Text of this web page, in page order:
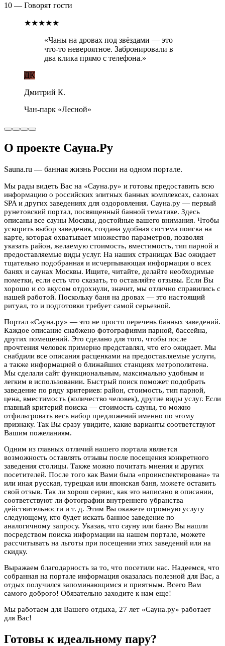
10 — Говорят гости
★★★★★
«Чаны на дровах под звёздами — это
что-то невероятное. Забронировали в
два клика прямо с телефона.»
ДК
Дмитрий К.
Чан-парк «Лесной»
О проекте Сауна.Ру
Sauna.ru — банная жизнь России на одном портале.
Мы рады видеть Вас на «Сауна.ру» и готовы предоставить всю
информацию о российских элитных банных комплексах, салонах
SPA и других заведениях для оздоровления. Сауна.ру — первый
рунетовский портал, посвященный банной тематике. Здесь
описаны все сауны Москвы, достойные вашего внимания. Чтобы
ускорить выбор заведения, создана удобная система поиска на
карте, которая охватывает множество параметров, позволяя
указать район, желаемую стоимость, вместимость, тип парной и
предоставляемые виды услуг. На наших страницах Вас ожидает
тщательно подобранная и исчерпывающая информация о всех
банях и саунах Москвы. Ищите, читайте, делайте необходимые
пометки, если есть что сказать, то оставляйте отзывы. Если Вы
хорошо и со вкусом отдохнули, значит, мы отлично справились с
нашей работой. Поскольку баня на дровах — это настоящий
ритуал, то и подготовки требует самой серьезной.
Портал «Сауна.ру» — это не просто перечень банных заведений.
Каждое описание снабжено фотографиями парной, бассейна,
других помещений. Это сделано для того, чтобы после
прочтения человек примерно представлял, что его ожидает. Мы
снабдили все описания расценками на предоставляемые услуги,
а также информацией о ближайших станциях метрополитена.
Мы сделали сайт функциональным, максимально удобным и
легким в использовании. Быстрый поиск поможет подобрать
заведение по ряду критериев: район, стоимость, тип парной,
цена, вместимость (количество человек), другие виды услуг. Если
главный критерий поиска — стоимость сауны, то можно
отфильтровать весь набор предложений именно по этому
признаку. Так Вы сразу увидите, какие варианты соответствуют
Вашим пожеланиям.
Одним из главных отличий нашего портала является
возможность оставлять отзывы после посещения конкретного
заведения столицы. Также можно почитать мнения и других
посетителей. После того как Вами была «проинспектирована» та
или иная русская, турецкая или японская баня, можете оставить
свой отзыв. Так ли хорош сервис, как это написано в описании,
соответствуют ли фотографии внутреннего убранства
действительности и т. д. Этим Вы окажете огромную услугу
следующему, кто будет искать банное заведение по
аналогичному запросу. Указав, что сауну или баню Вы нашли
посредством поиска информации на нашем портале, можете
рассчитывать на льготы при посещении этих заведений или на
скидку.
Выражаем благодарность за то, что посетили нас. Надеемся, что
собранная на портале информация оказалась полезной для Вас, а
отдых получился запоминающимся и приятным. Всего Вам
самого доброго! Обязательно заходите к нам еще!
Мы работаем для Вашего отдыха, 27 лет «Сауна.ру» работает
для Вас!
Готовы к идеальному пару?